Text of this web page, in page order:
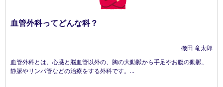
血管外科ってどんな科？
磯田 竜太郎
血管外科とは、心臓と脳血管以外の、胸の大動脈から手足やお腹の動脈、
静脈やリンパ管などの治療をする外科です。